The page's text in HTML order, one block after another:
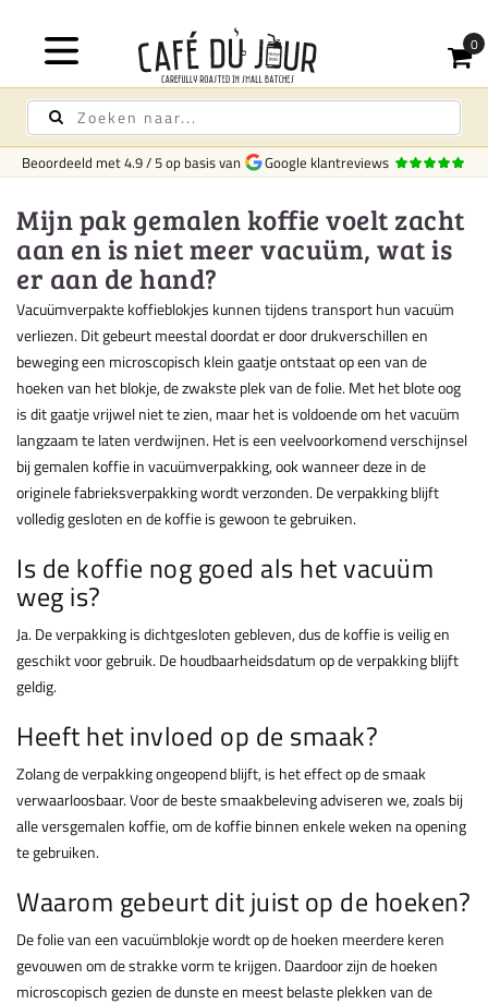
Beoordeeld met4.9/5op basis van Google klantreviews
Mijn pak gemalen koffie voelt zacht
aan en is niet meer vacuüm, wat is
er aan de hand?
Vacuümverpakte koffieblokjes kunnen tijdens transport hun vacuüm
verliezen. Dit gebeurt meestal doordat er door drukverschillen en
beweging een microscopisch klein gaatje ontstaat op een van de
hoeken van het blokje, de zwakste plek van de folie. Met het blote oog
is dit gaatje vrijwel niet te zien, maar het is voldoende om het vacuüm
langzaam te laten verdwijnen. Het is een veelvoorkomend verschijnsel
bij gemalen koffie in vacuümverpakking, ook wanneer deze in de
originele fabrieksverpakking wordt verzonden. De verpakking blijft
volledig gesloten en de koffie is gewoon te gebruiken.
Is de koffie nog goed als het vacuüm
weg is?
Ja. De verpakking is dichtgesloten gebleven, dus de koffie is veilig en
geschikt voor gebruik. De houdbaarheidsdatum op de verpakking blijft
geldig.
Heeft het invloed op de smaak?
Zolang de verpakking ongeopend blijft, is het effect op de smaak
verwaarloosbaar. Voor de beste smaakbeleving adviseren we, zoals bij
alle versgemalen koffie, om de koffie binnen enkele weken na opening
te gebruiken.
Waarom gebeurt dit juist op de hoeken?
De folie van een vacuümblokje wordt op de hoeken meerdere keren
gevouwen om de strakke vorm te krijgen. Daardoor zijn de hoeken
microscopisch gezien de dunste en meest belaste plekken van de